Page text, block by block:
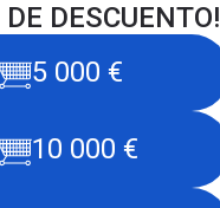
DE DESCUENTO!
5 000 €
10 000 €